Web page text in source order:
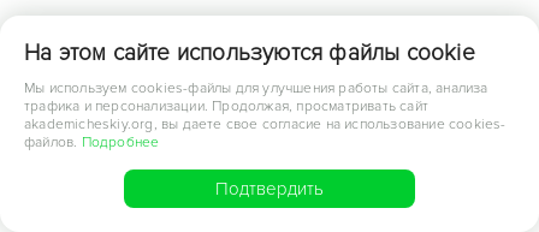
На этом сайте используются файлы cookie
Мы используем cookies-файлы для улучшения работы сайта, анализа
трафика и персонализации. Продолжая, просматривать сайт
akademicheskiy.org, вы даете свое согласие на использование cookies-
файлов. Подробнее
Подтвердить